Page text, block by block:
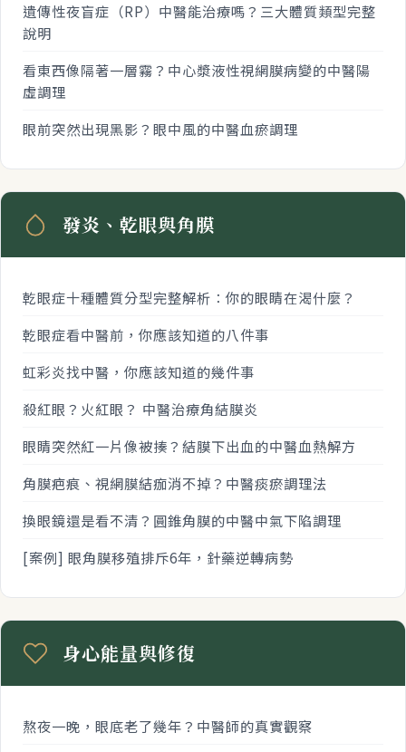
遺傳性夜盲症（RP）中醫能治療嗎？三大體質類型完整
說明
看東西像隔著一層霧？中心漿液性視網膜病變的中醫陽
虛調理
眼前突然出現黑影？眼中風的中醫血瘀調理
發炎、乾眼與角膜
乾眼症十種體質分型完整解析：你的眼睛在渴什麼？
乾眼症看中醫前，你應該知道的八件事
虹彩炎找中醫，你應該知道的幾件事
殺紅眼？火紅眼？ 中醫治療角結膜炎
眼睛突然紅一片像被揍？結膜下出血的中醫血熱解方
角膜疤痕、視網膜結痂消不掉？中醫痰瘀調理法
換眼鏡還是看不清？圓錐角膜的中醫中氣下陷調理
[案例] 眼角膜移殖排斥6年，針藥逆轉病勢
身心能量與修復
熬夜一晚，眼底老了幾年？中醫師的真實觀察